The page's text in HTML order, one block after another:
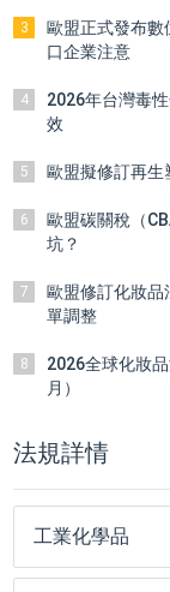
3
歐盟正式發布數
口企業注意
4
2026年台灣毒
效
5 歐盟擬修訂再生
6
歐盟碳關稅（
坑？
7
歐盟修訂化妝品
單調整
8
2026全球化妝
月）
法規詳情
工業化學品